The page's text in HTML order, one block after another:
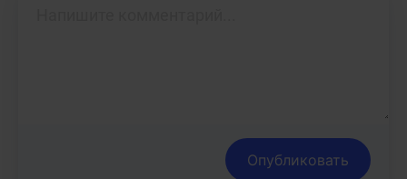
Опубликовать